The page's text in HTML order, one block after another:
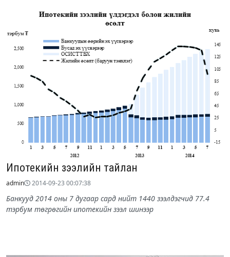
Ипотекийн зээлийн тайлан
admin 2014-09-23 00:07:38
Банкууд 2014 оны 7 дугаар сард нийт 1440 зээлдэгчид 77.4
тэрбум төгрөгийн ипотекийн зээл шинээр